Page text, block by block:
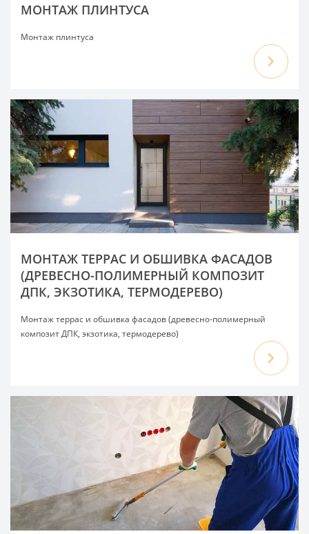
МОНТАЖ ПЛИНТУСА
Монтаж плинтуса
МОНТАЖ ТЕРРАС И ОБШИВКА ФАСАДОВ
(ДРЕВЕСНО-ПОЛИМЕРНЫЙ КОМПОЗИТ
ДПК, ЭКЗОТИКА, ТЕРМОДЕРЕВО)
Монтаж террас и обшивка фасадов (древесно-полимерный
композит ДПК, экзотика, термодерево)